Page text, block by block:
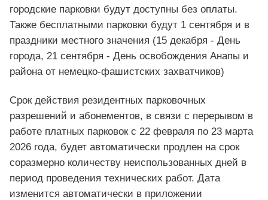
городские парковки будут доступны без оплаты.
Также бесплатными парковки будут 1 сентября и в
праздники местного значения (15 декабря - День
города, 21 сентября - День освобождения Анапы и
района от немецко-фашистских захватчиков)
Срок действия резидентных парковочных
разрешений и абонементов, в связи с перерывом в
работе платных парковок с 22 февраля по 23 марта
2026 года, будет автоматически продлен на срок
соразмерно количеству неиспользованных дней в
период проведения технических работ. Дата
изменится автоматически в приложении